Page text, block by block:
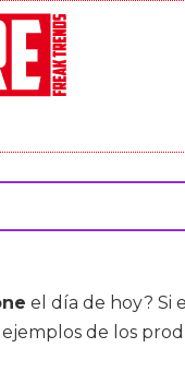
el día de hoy? Si
ejemplos de los